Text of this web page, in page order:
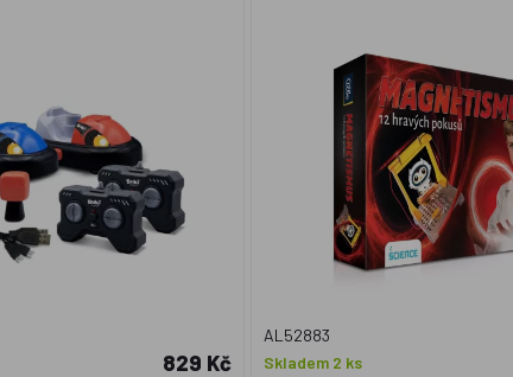
829 Kč
AL52883
Skladem 2 ks